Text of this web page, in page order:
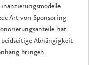
Art von Sponsoring-
hat.
Abhängigkeit
bringen.